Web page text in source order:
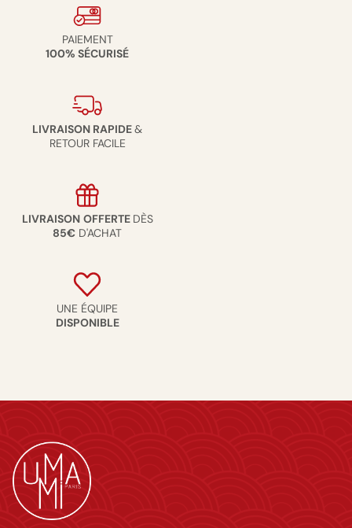
PAIEMENT
100% SÉCURISÉ
LIVRAISON RAPIDE&
RETOUR FACILE
LIVRAISON OFFERTE DÈS
85€ D'ACHAT
UNE ÉQUIPE
DISPONIBLE